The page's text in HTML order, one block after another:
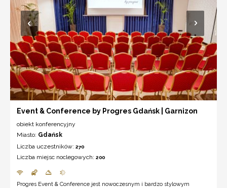
Event & Conference by Progres Gdańsk | Garnizon
obiekt konferencyjny
Miasto: Gdańsk
Liczba uczestników: 270
Liczba miejsc noclegowych: 200
Progres Event & Conference jest nowoczesnym i bardzo stylowym